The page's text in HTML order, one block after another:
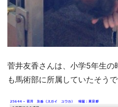
菅井友香さんは、小学5年生
も馬術部に所属していたそうで